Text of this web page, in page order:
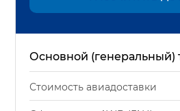
Основной (генеральный)
Стоимость авиадоставки